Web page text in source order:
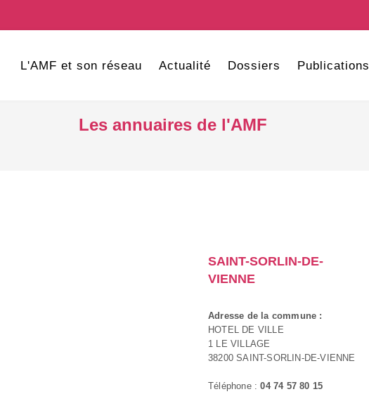
L'AMF et son réseau Actualité Dossiers Publications
Les annuaires de l'AMF
SAINT-SORLIN-DE-
VIENNE
Adresse de la commune :
HOTEL DE VILLE
1 LE VILLAGE
38200 SAINT-SORLIN-DE-VIENNE
Téléphone :04 74 57 80 15